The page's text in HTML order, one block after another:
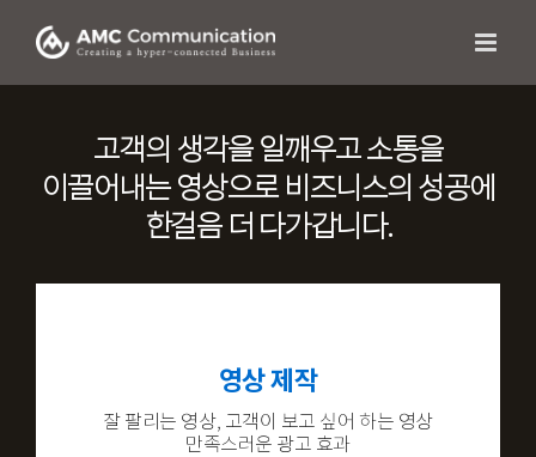
건너뛰기
고객의 생각을 일깨우고 소통을
이끌어내는영상으로 비즈니스의 성공에
한걸음 더 다가갑니다.
영상 제작
잘 팔리는 영상, 고객이 보고 싶어 하는 영상
만족스러운 광고 효과